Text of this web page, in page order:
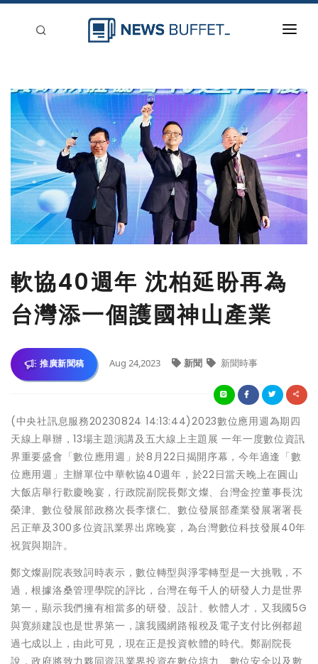
新聞稿分類
登入
刊登
軟協40週年 沈柏延盼再為
台灣添一個護國神山產業
推廣新聞稿 Aug 24,2023 新聞 新聞時事
(中央社訊息服務20230824 14:13:44)2023數位應用週為期四
天線上舉辦，13場主題演講及五大線上主題展 一年一度數位資訊
界重要盛會「數位應用週」於8月22日揭開序幕，今年適逢「數
位應用週」主辦單位中華軟協40週年，於22日當天晚上在圓山
大飯店舉行歡慶晚宴，行政院副院長鄭文燦、台灣金控董事長沈
榮津、數位發展部政務次長李懷仁、數位發展部產業發展署署長
呂正華及300多位資訊業界出席晚宴，為台灣數位科技發展40年
祝賀與期許。
鄭文燦副院表致詞時表示，數位轉型與淨零轉型是一大挑戰，不
過，根據洛桑管理學院的評比，台灣在每千人的研發人力是世界
第一，顯示我們擁有相當多的研發、設計、軟體人才，又我國5G
與寛頻建設也是世界第一，讓我國網路報稅及電子支付比例都超
過七成以上，由此可見，現在正是投資軟體的時代。鄭副院長
說，政府將致力夥同資訊業界投資在數位培力、數位安全以及數